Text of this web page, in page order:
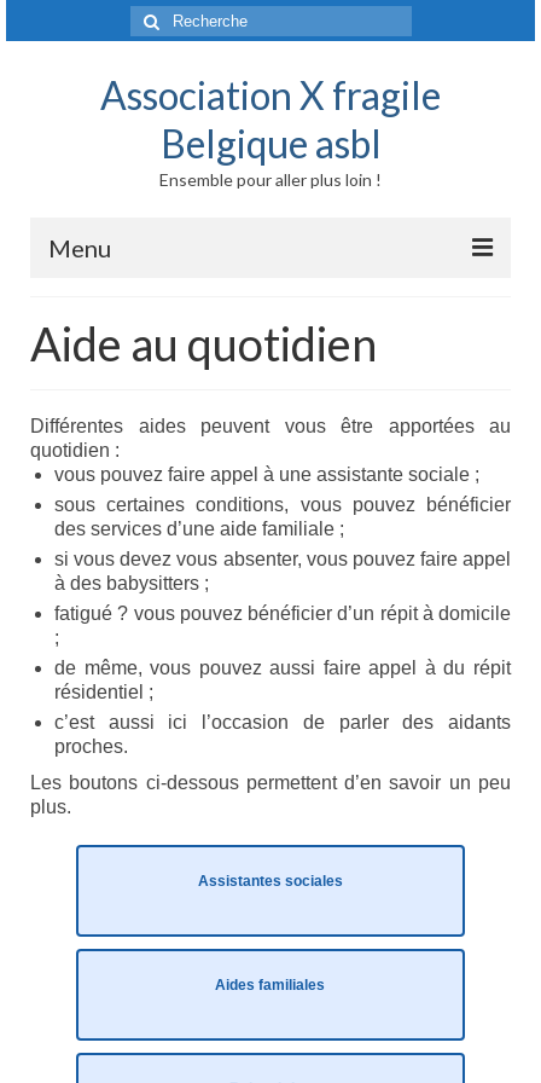
Rechercher
:
Association X fragile
Belgique asbl
Ensemble pour aller plus loin !
Menu
Syndrome X fragile et maladies liées
Origine génétique
Mode de transmission
Prévalence
Syndrome du X fragile (FXS)
Syndrome du tremblement-ataxie lié au X
Syndrome de l’Insuffisance Ovarienne
Précoce liée au X fragile (FXPOI)
Dépistage génétique
La déficience intellectuelle
Association X fragile
Organisation
Le Conseil scientifique
Aide au quotidien
Différentes aides peuvent vous être apportées au
quotidien :
vous pouvez faire appel à une assistante sociale ;
sous certaines conditions, vous pouvez bénéficier
des services d’une aide familiale ;
si vous devez vous absenter, vous pouvez faire appel
à des babysitters ;
fatigué ? vous pouvez bénéficier d’un répit à domicile
;
de même, vous pouvez aussi faire appel à du répit
résidentiel ;
c’est aussi ici l’occasion de parler des aidants
proches.
Les boutons ci-dessous permettent d’en savoir un peu
plus.
Assistantes sociales
Aides familiales